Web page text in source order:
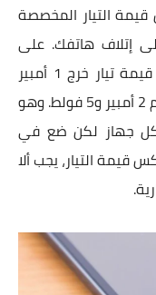
قيمة التيار المخصصة
إتلاف هاتفك. على
سبيل المثال، الجهاز أو البطارية لديها قيمة تيار خرج 1 أمبير
وجهد 5 فولط، يمكنك اختيار شاحن يدعم 2 أمبير و5 فولط. وهو
كل جهاز لكن ضع في
التيار، يجب ألا